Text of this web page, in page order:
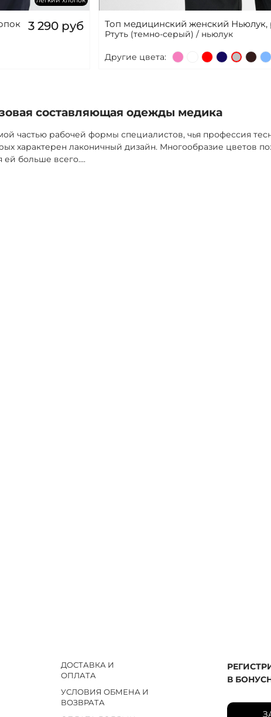
3 290 руб Топ медицинский женский Ньюлук,
Ртуть (темно-серый) / ньюлук
Другие цвета:
составляющая одежды медика
частью рабочей формы специалистов, чья профессия
характерен лаконичный дизайн. Многообразие цветов
ей больше всего....
ДОСТАВКА И
ОПЛАТА
УСЛОВИЯ ОБМЕНА И
ВОЗВРАТА
В